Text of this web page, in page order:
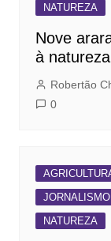
NATUREZA
Nove
à
Robertão
0
JORNALISMO
NATUREZA